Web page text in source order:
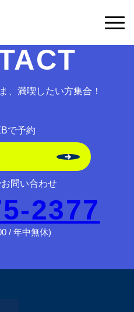
、満喫したい方集合！
で予約
問い合わせ
2377
/ 年中無休)